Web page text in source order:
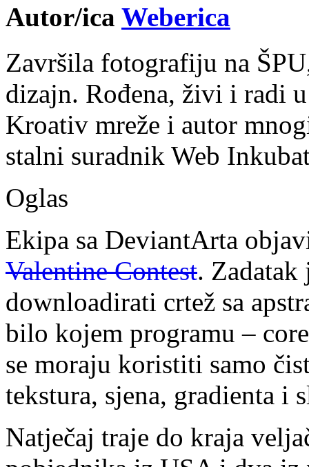
Autor/ica Weberica
Završila fotografiju na
dizajn. Rođena, živi i radi
Kroativ mreže i autor
stalni suradnik Web
Oglas
Ekipa sa DeviantArta
Valentine Contest. Zadatak
downloadirati crtež sa
bilo kojem programu –
se moraju koristiti samo
tekstura, sjena, gradienta i
Natječaj traje do kraja